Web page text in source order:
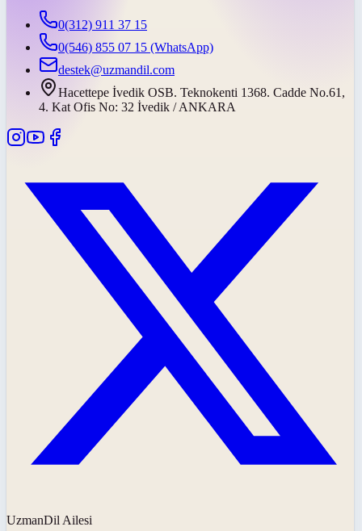
0(312) 911 37 15
0(546) 855 07 15 (WhatsApp)
destek@uzmandil.com
Hacettepe İvedik OSB. Teknokenti 1368. Cadde No.61,
4. Kat Ofis No: 32 İvedik / ANKARA
UzmanDil Ailesi